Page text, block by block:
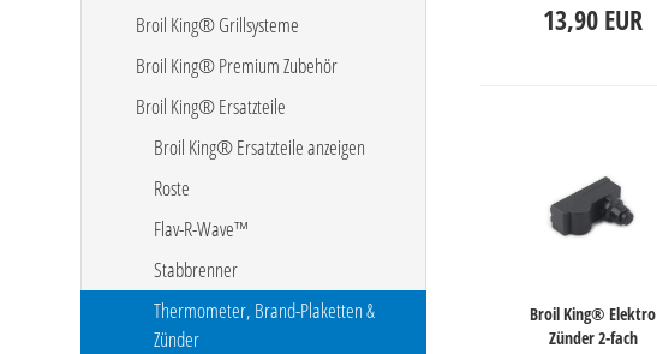
13,90 EUR
Broil King® Elektro
Zünder 2-fach
Broil King® Grillsysteme
Broil King® Premium Zubehör
Broil King® Ersatzteile
Broil King® Ersatzteile anzeigen
Roste
Flav-R-Wave™
Stabbrenner
Thermometer, Brand-Plaketten &
Zünder